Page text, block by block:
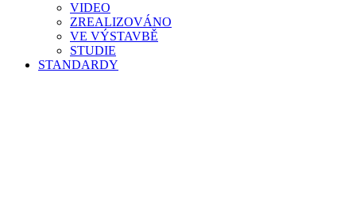
VIDEO
ZREALIZOVÁNO
VE VÝSTAVBĚ
STUDIE
STANDARDY